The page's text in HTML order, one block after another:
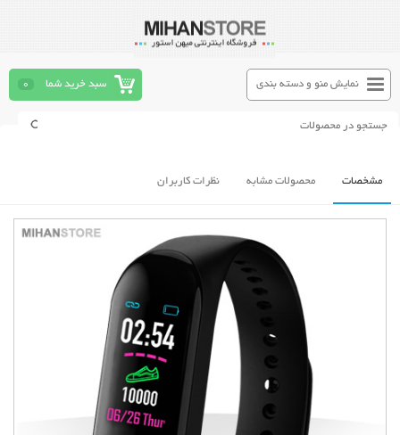
سبد خرید شما 0 نمایش منو و دسته بندی
مشخصات محصولات مشابه نظرات کاربران